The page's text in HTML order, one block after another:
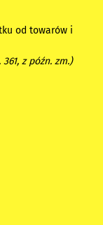
od towarów i
z późn. zm.)